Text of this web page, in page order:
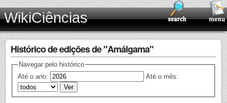
WikiCiências
Histórico de edições de "Amálgama"
Navegar pelo histórico
Até o ano:
Até o mês: